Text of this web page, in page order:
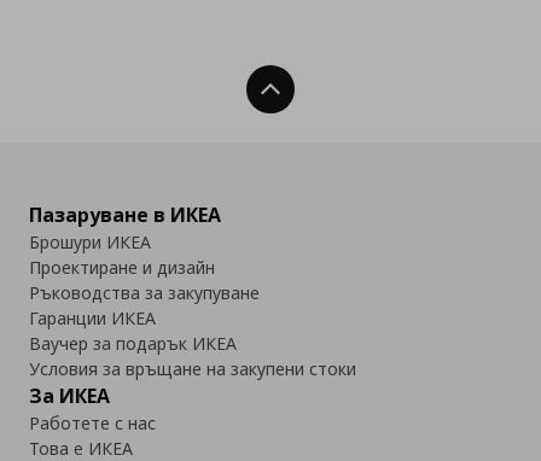
Нагоре
Пазаруване в ИКЕА
Брошури ИКЕА
Проектиране и дизайн
Ръководства за закупуване
Гаранции ИКЕА
Ваучер за подарък ИКЕА
Условия за връщане на закупени стоки
За ИКЕА
Работете с нас
Това е ИКЕА